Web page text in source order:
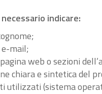
indicare:
mail;
web o sezioni
chiara e sintetica del
utilizzati (sistema